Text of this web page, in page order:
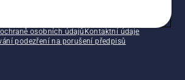
osobních údajů Kontaktní údaje
podezření na porušení předpisů